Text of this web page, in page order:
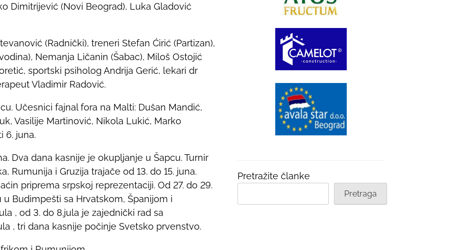
Dimitrijević (Novi Beograd), Luka Gladović
(Radnički), treneri Stefan Ćirić (Partizan),
Nemanja Ličanin (Šabac), Miloš Ostojić
sportski psiholog Andrija Gerić, lekari dr
Vladimir Radović.
Učesnici fajnal fora na Malti: Dušan Mandić,
Vasilije Martinović, Nikola Lukić, Marko
6. juna.
Dva dana kasnije je okupljanje u Šapcu. Turnir
Rumunija i Gruzija trajače od 13. do 15. juna.
priprema srpskoj reprezentaciji. Od 27. do 29.
Budimpešti sa Hrvatskom, Španijom i
, od 3. do 8.jula je zajednički rad sa
, tri dana kasnije počinje Svetsko prvenstvo.
Pretražite članke
Pretraga